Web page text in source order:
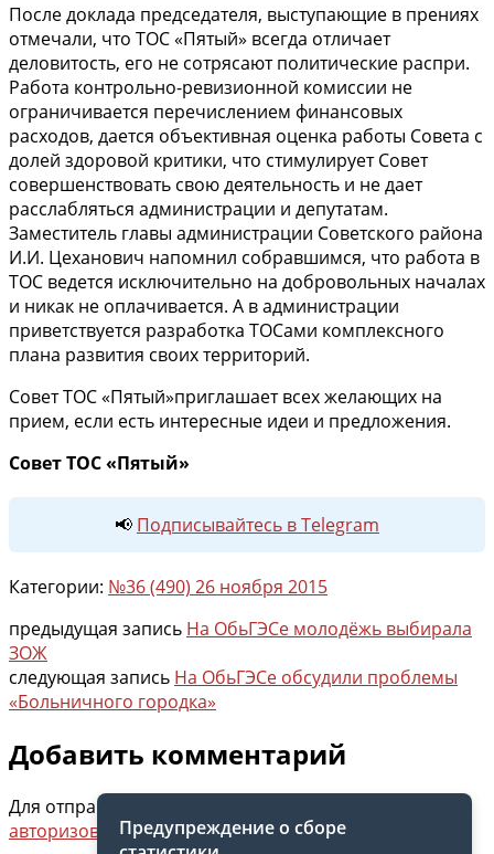
После доклада председателя, выступающие в прениях
отмечали, что ТОС «Пятый» всегда отличает
деловитость, его не сотрясают политические распри.
Работа контрольно-ревизионной комиссии не
ограничивается перечислением финансовых
расходов, дается объективная оценка работы Совета с
долей здоровой критики, что стимулирует Совет
совершенствовать свою деятельность и не дает
расслабляться администрации и депутатам.
Заместитель главы администрации Советского района
И.И. Цеханович напомнил собравшимся, что работа в
ТОС ведется исключительно на добровольных началах
и никак не оплачивается. А в администрации
приветствуется разработка ТОСами комплексного
плана развития своих территорий.
Совет ТОС «Пятый»приглашает всех желающих на
прием, если есть интересные идеи и предложения.
Совет ТОС «Пятый»
📢 Подписывайтесь в Telegram
Категории: №36 (490) 26 ноября 2015
предыдущая запись На ОбьГЭСе молодёжь выбирала
ЗОЖ
следующая запись На ОбьГЭСе обсудили проблемы
«Больничного городка»
Добавить комментарий
Для отправки комментария вам необходимо
авторизоваться.
Предупреждение о сборе